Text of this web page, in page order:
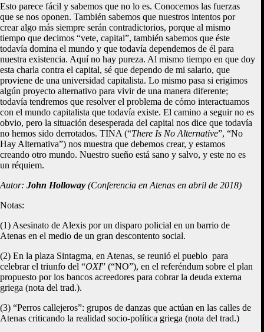
Esto parece fácil y sabemos que no lo es. Conocemos las fuerzas
que se nos oponen. También sabemos que nuestros intentos por
crear algo más siempre serán contradictorios, porque al mismo
tiempo que decimos “vete, capital”, también sabemos que éste
todavía domina el mundo y que todavía dependemos de él para
nuestra existencia. Aquí no hay pureza. Al mismo tiempo en que doy
esta charla contra el capital, sé que dependo de mi salario, que
proviene de una universidad capitalista. Lo mismo pasa si erigimos
algún proyecto alternativo para vivir de una manera diferente;
todavía tendremos que resolver el problema de cómo interactuamos
con el mundo capitalista que todavía existe. El camino a seguir no es
obvio, pero la situación desesperada del capital nos dice que todavía
no hemos sido derrotados. TINA (“There Is No Alternative”, “No
Hay Alternativa”) nos muestra que debemos crear, y estamos
creando otro mundo. Nuestro sueño está sano y salvo, y este no es
un réquiem.
Autor: John Holloway (Conferencia en Atenas en abril de 2018)
Notas:
(1) Asesinato de Alexis por un disparo policial en un barrio de
Atenas en el medio de un gran descontento social.
(2) En la plaza Sintagma, en Atenas, se reunió el pueblo para
celebrar el triunfo del “OXI” (“NO”), en el referéndum sobre el plan
propuesto por los bancos acreedores para cobrar la deuda externa
griega (nota del trad.).
(3) “Perros callejeros”: grupos de danzas que actúan en las calles de
Atenas criticando la realidad socio-política griega (nota del trad.)